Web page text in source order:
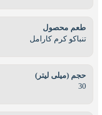
طعم محصول
تنباکو کرم کارامل
حجم (میلی لیتر)
30